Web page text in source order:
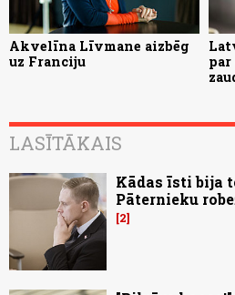
Akvelīna Līvmane aizbēg
uz Franciju
LASĪTĀKAIS
Kādas īsti bija
Pāternieku
2